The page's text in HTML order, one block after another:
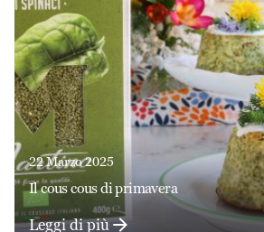
22 Marzo 2025
il cous cous di primavera
Leggi di più